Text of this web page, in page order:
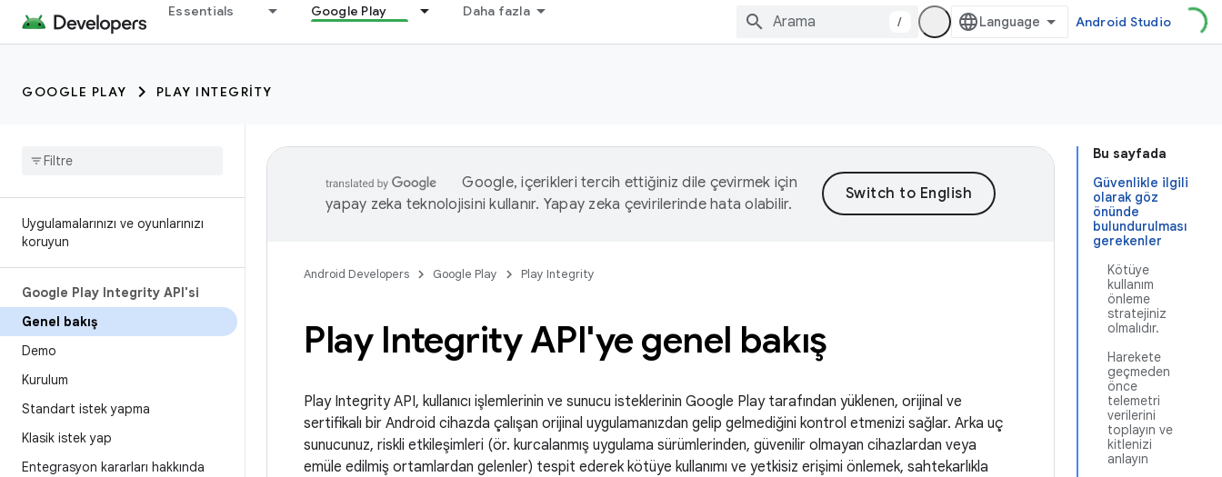
Essentials Google Play Daha fazla
/ Android Studio
GOOGLE PLAY PLAY INTEGRITY
Uygulamalarınızı ve oyunlarınızı
koruyun
Google Play Integrity API'si
Genel bakış
Demo
Kurulum
Standart istek yapma
Klasik istek yap
Entegrasyon kararları hakkında
Bu sayfada
Güvenlikle ilgili
olarak göz
önünde
bulundurulması
gerekenler
Kötüye
kullanım
önleme
stratejiniz
olmalıdır.
Harekete
geçmeden
önce
telemetri
verilerini
toplayın ve
kitlenizi
anlayın
Google, içerikleri tercih ettiğiniz dile çevirmek için
yapay zeka teknolojisini kullanır. Yapay zeka çevirilerinde hata olabilir.
Android Developers Google Play Play Integrity
Play Integrity API'ye genel bakış
Play Integrity API, kullanıcı işlemlerinin ve sunucu isteklerinin Google Play tarafından yüklenen, orijinal ve
sertifikalı bir Android cihazda çalışan orijinal uygulamanızdan gelip gelmediğini kontrol etmenizi sağlar. Arka uç
sunucunuz, riskli etkileşimleri (ör. kurcalanmış uygulama sürümlerinden, güvenilir olmayan cihazlardan veya
emüle edilmiş ortamlardan gelenler) tespit ederek kötüye kullanımı ve yetkisiz erişimi önlemek, sahtekarlıkla